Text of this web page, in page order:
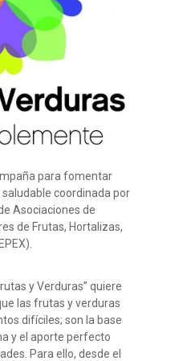
para fomentar
coordinada por
Asociaciones de
de Frutas, Hortalizas,
y Verduras” quiere
las frutas y verduras
difíciles; son la base
y el aporte perfecto
Para ello, desde el